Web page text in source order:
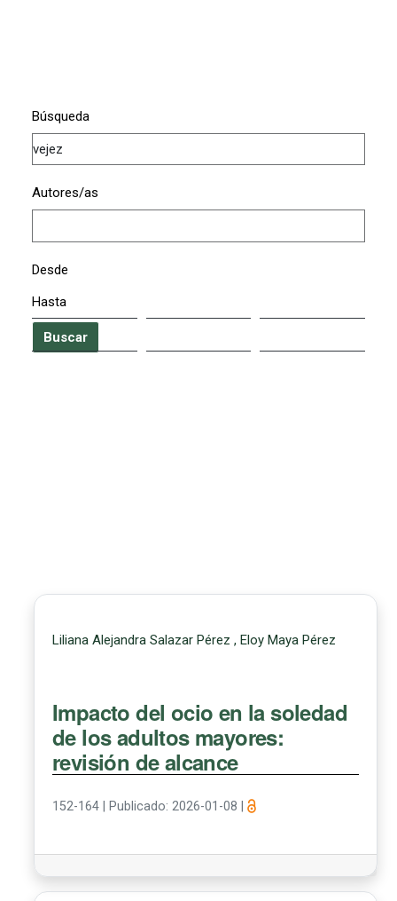
Búsqueda
Autores/as
Desde
Hasta
Buscar
Liliana Alejandra Salazar Pérez , Eloy Maya Pérez
Impacto del ocio en la soledad
de los adultos mayores:
revisión de alcance
152-164 Publicado: 2026-01-08